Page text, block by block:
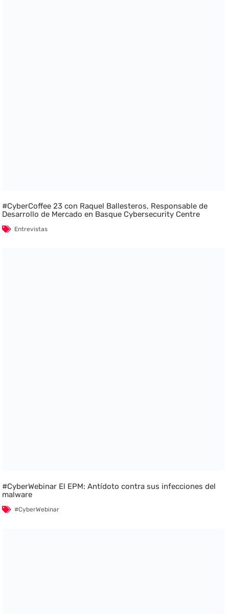
#CyberCoffee 23 con Raquel Ballesteros, Responsable de
Desarrollo de Mercado en Basque Cybersecurity Centre
Entrevistas
#CyberWebinar El EPM: Antídoto contra sus infecciones del
malware
#CyberWebinar